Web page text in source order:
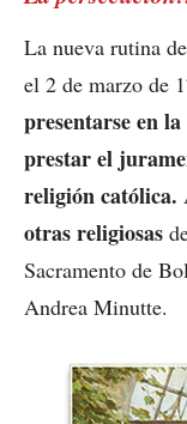
La nueva rutina
el 2 de marzo de
presentarse en
prestar el
religión católica.
otras religiosas
Sacramento de
Andrea Minutte.